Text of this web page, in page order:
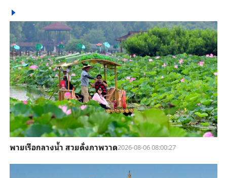
พายเรือกลางน้ำ สวยดั่งภาพวาด2026-08-06 08:00:27